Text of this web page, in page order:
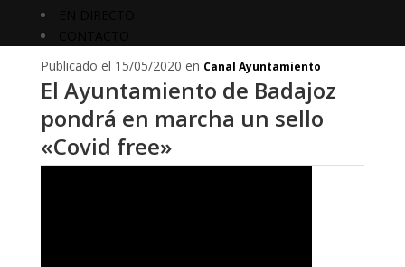
Publicado el 15/05/2020 en Canal Ayuntamiento
El Ayuntamiento de Badajoz
pondrá en marcha un sello
«Covid free»